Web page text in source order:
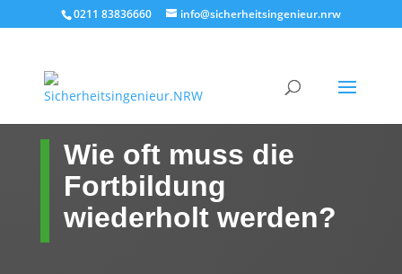
0211 83836660 info@sicherheitsingenieur.nrw
Wie oft muss die
Fortbildung
wiederholt werden?